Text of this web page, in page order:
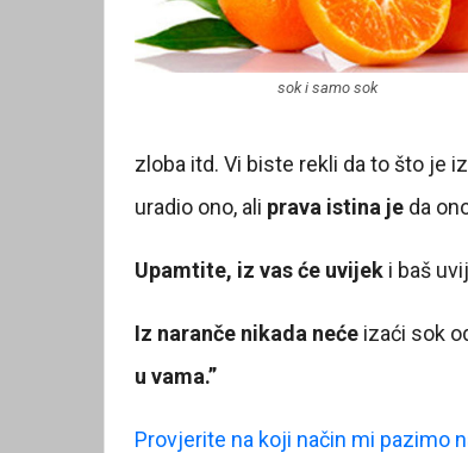
sok i samo sok
zloba itd. Vi biste rekli da to što je
uradio ono, ali prava istina je da
Upamtite, iz vas će uvijek i baš
Iz naranče nikada neće izaći sok
u vama.”
Provjerite na koji način mi pazimo